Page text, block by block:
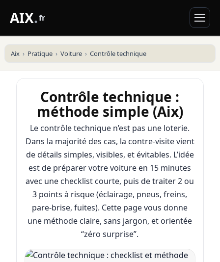
AIX.fr
Aix Pratique Voiture Contrôle technique
Contrôle technique :
méthode simple (Aix)
Le contrôle technique n’est pas une loterie.
Dans la majorité des cas, la contre-visite vient
de détails simples, visibles, et évitables. L’idée
est de préparer votre voiture en 15 minutes
avec une checklist courte, puis de traiter 2 ou
3 points à risque (éclairage, pneus, freins,
pare-brise, fuites). Cette page vous donne
une méthode claire, sans jargon, et orientée
“zéro surprise”.